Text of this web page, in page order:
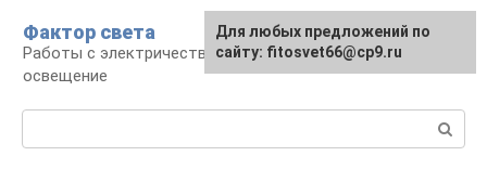
контенту
Фактор света
Работы с электричеством, электроприборы и
освещение
Для любых предложений по
сайту: fitosvet66@cp9.ru